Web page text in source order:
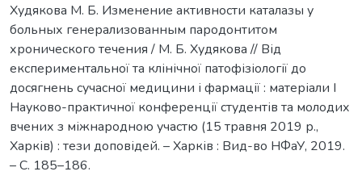
Худякова М. Б. Изменение активности каталазы у
больных генерализованным пародонтитом
хронического течения / М. Б. Худякова // Від
експериментальної та клінічної патофізіології до
досягнень сучасної медицини і фармації : матеріали І
Науково-практичної конференції студентів та молодих
вчених з міжнародною участю (15 травня 2019 р.,
Харків) : тези доповідей. – Харків : Вид-во НФаУ, 2019.
– С. 185–186.